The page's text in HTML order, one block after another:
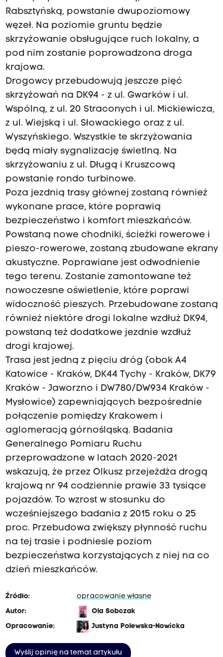
Rabsztyńską, powstanie dwupoziomowy
węzeł. Na poziomie gruntu będzie
skrzyżowanie obsługujące ruch lokalny, a
pod nim zostanie poprowadzona droga
krajowa.
Drogowcy przebudowują jeszcze pięć
skrzyżowań na DK94 - z ul. Gwarków i ul.
Wspólną, z ul. 20 Straconych i ul. Mickiewicza,
z ul. Wiejską i ul. Słowackiego oraz z ul.
Wyszyńskiego. Wszystkie te skrzyżowania
będą miały sygnalizację świetlną. Na
skrzyżowaniu z ul. Długą i Kruszcową
powstanie rondo turbinowe.
Poza jezdnią trasy głównej zostaną również
wykonane prace, które poprawią
bezpieczeństwo i komfort mieszkańców.
Powstaną nowe chodniki, ścieżki rowerowe i
pieszo-rowerowe, zostaną zbudowane ekrany
akustyczne. Poprawiane jest odwodnienie
tego terenu. Zostanie zamontowane też
nowoczesne oświetlenie, które poprawi
widoczność pieszych. Przebudowane zostaną
również niektóre drogi lokalne wzdłuż DK94,
powstaną też dodatkowe jezdnie wzdłuż
drogi krajowej.
Trasa jest jedną z pięciu dróg (obok A4
Katowice - Kraków, DK44 Tychy - Kraków, DK79
Kraków - Jaworzno i DW780/DW934 Kraków -
Mysłowice) zapewniających bezpośrednie
połączenie pomiędzy Krakowem i
aglomeracją górnośląską. Badania
Generalnego Pomiaru Ruchu
przeprowadzone w latach 2020-2021
wskazują, że przez Olkusz przejeżdża drogą
krajową nr 94 codziennie prawie 33 tysiące
pojazdów. To wzrost w stosunku do
wcześniejszego badania z 2015 roku o 25
proc. Przebudowa zwiększy płynność ruchu
na tej trasie i podniesie poziom
bezpieczeństwa korzystających z niej na co
dzień mieszkańców.
Źródło:
opracowanie własne
Autor:
Ola Sobczak
Opracowanie:
Justyna Polewska-Nowicka
Wyślij opinię na temat artykułu